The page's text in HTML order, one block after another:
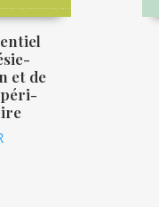
et de
péri-